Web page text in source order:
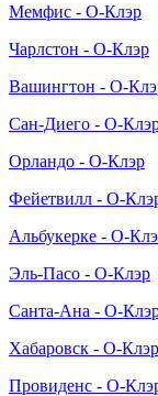
Мемфис - О-Клэр
Чарлстон - О-Клэр
Вашингтон - О-
Сан-Диего - О-
Орландо - О-Клэр
Фейетвилл - О-
Альбукерке - О-
Эль-Пасо - О-Клэр
Санта-Ана - О-
Хабаровск - О-Клэр
Провиденс - О-